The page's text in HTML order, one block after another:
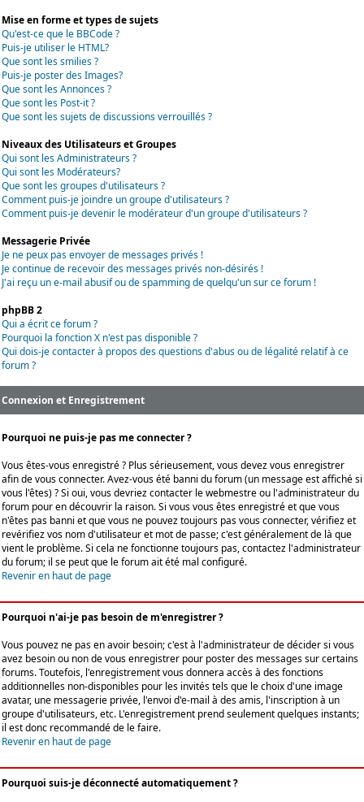
Mise en forme et types de sujets
Qu'est-ce que le BBCode ?
Puis-je utiliser le HTML?
Que sont les smilies ?
Puis-je poster des Images?
Que sont les Annonces ?
Que sont les Post-it ?
Que sont les sujets de discussions verrouillés ?
Niveaux des Utilisateurs et Groupes
Qui sont les Administrateurs ?
Qui sont les Modérateurs?
Que sont les groupes d'utilisateurs ?
Comment puis-je joindre un groupe d'utilisateurs ?
Comment puis-je devenir le modérateur d'un groupe d'utilisateurs ?
Messagerie Privée
Je ne peux pas envoyer de messages privés !
Je continue de recevoir des messages privés non-désirés !
J'ai reçu un e-mail abusif ou de spamming de quelqu'un sur ce forum !
phpBB 2
Qui a écrit ce forum ?
Pourquoi la fonction X n'est pas disponible ?
Qui dois-je contacter à propos des questions d'abus ou de légalité relatif à ce
forum ?
Connexion et Enregistrement
Pourquoi ne puis-je pas me connecter ?
Vous êtes-vous enregistré ? Plus sérieusement, vous devez vous enregistrer
afin de vous connecter. Avez-vous été banni du forum (un message est affiché si
vous l'êtes) ? Si oui, vous devriez contacter le webmestre ou l'administrateur du
forum pour en découvrir la raison. Si vous vous êtes enregistré et que vous
n'êtes pas banni et que vous ne pouvez toujours pas vous connecter, vérifiez et
revérifiez vos nom d'utilisateur et mot de passe; c'est généralement de là que
vient le problème. Si cela ne fonctionne toujours pas, contactez l'administrateur
du forum; il se peut que le forum ait été mal configuré.
Revenir en haut de page
Pourquoi n'ai-je pas besoin de m'enregistrer ?
Vous pouvez ne pas en avoir besoin; c'est à l'administrateur de décider si vous
avez besoin ou non de vous enregistrer pour poster des messages sur certains
forums. Toutefois, l'enregistrement vous donnera accès à des fonctions
additionnelles non-disponibles pour les invités tels que le choix d'une image
avatar, une messagerie privée, l'envoi d'e-mail à des amis, l'inscription à un
groupe d'utilisateurs, etc. L'enregistrement prend seulement quelques instants;
il est donc recommandé de le faire.
Revenir en haut de page
Pourquoi suis-je déconnecté automatiquement ?